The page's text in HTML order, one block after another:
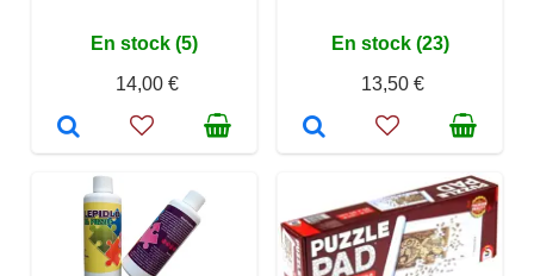
En stock (5)
14,00 €
En stock (23)
13,50 €